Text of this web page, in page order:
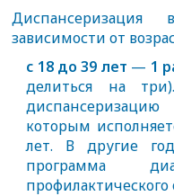
зависимости от
с 18 до 39 лет — 1
делиться на
которым
лет. В другие
программа
профилактического